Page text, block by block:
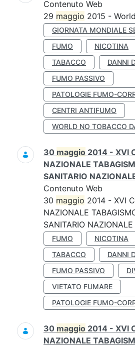
Contenuto Web
29 maggio 2015 -
GIORNATA MONDIALE
FUMO
NICOTINA
TABACCO
DANNI
FUMO PASSIVO
PATOLOGIE FUMO-
CENTRI ANTIFUMO
WORLD NO TOBACCO
30 maggio 2014 - XVI
NAZIONALE
SANITARIO
Contenuto Web
30 maggio 2014 - XVI
NAZIONALE
SANITARIO NAZIONALE
FUMO NICOTINA
TABACCO
DANNI
FUMO PASSIVO
VIETATO FUMARE
PATOLOGIE FUMO-
30 maggio 2014 - XVI
NAZIONALE